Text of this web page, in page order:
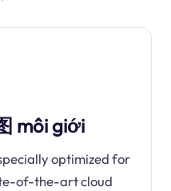
môi giới
optimized for
of-the-art cloud